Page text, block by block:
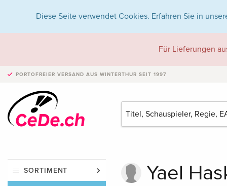
Diese Seite verwendet Cookies. Erfahren Sie in
Für Lieferungen
PORTOFREIER VERSAND AUS WINTERTHUR SEIT 1997
SORTIMENT Yael